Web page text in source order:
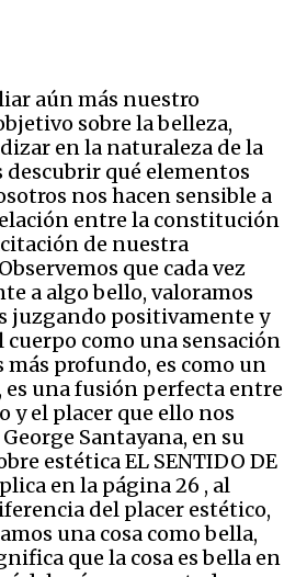
aún más nuestro
sobre la belleza,
en la naturaleza de la
descubrir qué elementos
nos hacen sensible a
entre la constitución
de nuestra
que cada vez
a algo bello, valoramos
juzgando positivamente y
como una sensación
más profundo, es como un
una fusión perfecta entre
el placer que ello nos
Santayana, en su
estética EL SENTIDO DE
en la página 26 , al
del placer estético,
una cosa como bella,
que la cosa es bella en